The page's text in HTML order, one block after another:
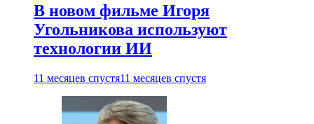
В новом фильме Игоря
Угольникова используют
технологии ИИ
11 месяцев спустя11 месяцев спустя